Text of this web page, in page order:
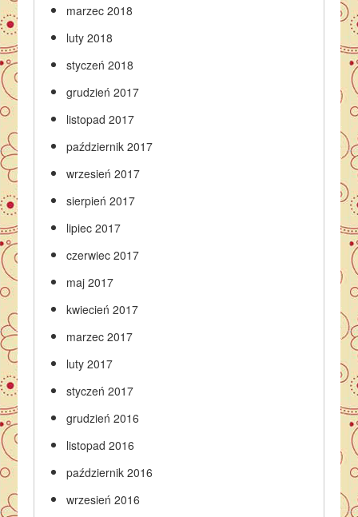
marzec 2018
luty 2018
styczeń 2018
grudzień 2017
listopad 2017
październik 2017
wrzesień 2017
sierpień 2017
lipiec 2017
czerwiec 2017
maj 2017
kwiecień 2017
marzec 2017
luty 2017
styczeń 2017
grudzień 2016
listopad 2016
październik 2016
wrzesień 2016